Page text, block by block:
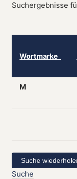
Suchergebnisse
Wortmarke
M
Suche